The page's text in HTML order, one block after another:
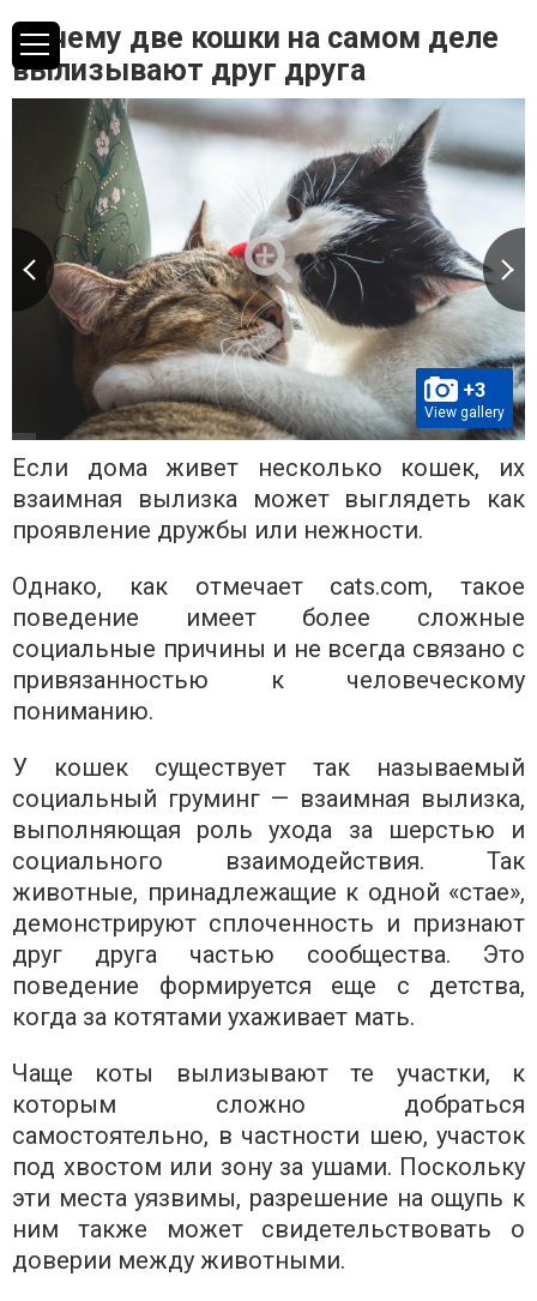
Почему две кошки на самом деле
вылизывают друг друга
+3
View gallery
Если дома живет несколько кошек, их
взаимная вылизка может выглядеть как
проявление дружбы или нежности.
Однако, как отмечает cats.com, такое
поведение имеет более сложные
социальные причины и не всегда связано с
привязанностью к человеческому
пониманию.
У кошек существует так называемый
социальный груминг — взаимная вылизка,
выполняющая роль ухода за шерстью и
социального взаимодействия. Так
животные, принадлежащие к одной «стае»,
демонстрируют сплоченность и признают
друг друга частью сообщества. Это
поведение формируется еще с детства,
когда за котятами ухаживает мать.
Чаще коты вылизывают те участки, к
которым сложно добраться
самостоятельно, в частности шею, участок
под хвостом или зону за ушами. Поскольку
эти места уязвимы, разрешение на ощупь к
ним также может свидетельствовать о
доверии между животными.